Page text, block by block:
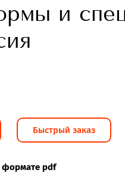
и
Быстрый заказ
формате pdf